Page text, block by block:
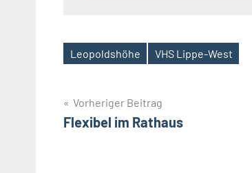
Schlagwörter
Leopoldshöhe VHS Lippe-West
Beitragsnavigation
Vorheriger Beitrag
Flexibel im Rathaus